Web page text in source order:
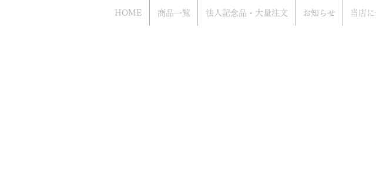
HOME 商品一覧 法人記念品・大量注文 お知らせ 当店